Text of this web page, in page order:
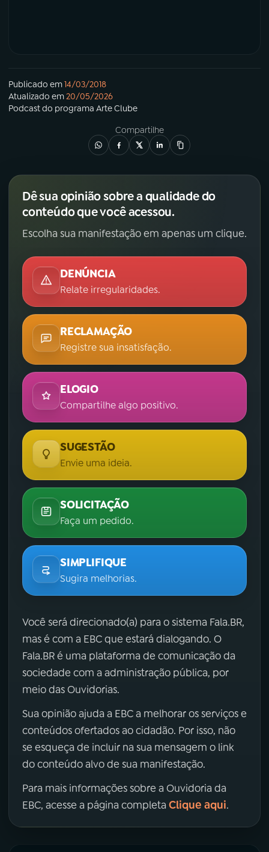
Publicado em14/03/2018
Atualizado em20/05/2026
Podcastdo programa Arte Clube
Compartilhe
Dê sua opinião sobre a qualidade do
conteúdo que você acessou.
Escolha sua manifestação em apenas um clique.
DENÚNCIA
Relate irregularidades.
RECLAMAÇÃO
Registre sua insatisfação.
ELOGIO
Compartilhe algo positivo.
SUGESTÃO
Envie uma ideia.
SOLICITAÇÃO
Faça um pedido.
SIMPLIFIQUE
Sugira melhorias.
Você será direcionado(a) para o sistema Fala.BR,
mas é com a EBC que estará dialogando. O
Fala.BR é uma plataforma de comunicação da
sociedade com a administração pública, por
meio das Ouvidorias.
Sua opinião ajuda a EBC a melhorar os serviços e
conteúdos ofertados ao cidadão. Por isso, não
se esqueça de incluir na sua mensagem o link
do conteúdo alvo de sua manifestação.
Para mais informações sobre a Ouvidoria da
EBC, acesse a página completa Clique aqui.